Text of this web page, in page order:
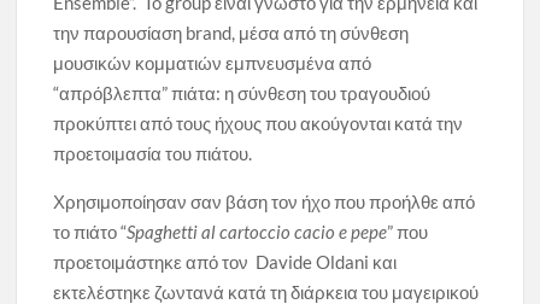
την παρουσίαση brand, μέσα από τη σύνθεση
μουσικών κομματιών εμπνευσμένα από
“απρόβλεπτα” πιάτα: η σύνθεση του τραγουδιού
προκύπτει από τους ήχους που ακούγονται κατά την
προετοιμασία του πιάτου.
Χρησιμοποίησαν σαν βάση τον ήχο που προήλθε από
το πιάτο “Spaghetti al cartoccio cacio e pepe” που
προετοιμάστηκε από τον Davide Oldani και
εκτελέστηκε ζωντανά κατά τη διάρκεια του μαγειρικού